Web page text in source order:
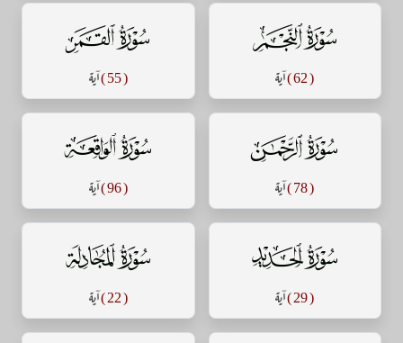
سورة النجم
( 62 ) آية
سورة القمر
( 55 ) آية
سورة الرحمن
( 78 ) آية
سورة الواقعة
( 96 ) آية
سورة الحديد
( 29 ) آية
سورة المجادلة
( 22 ) آية